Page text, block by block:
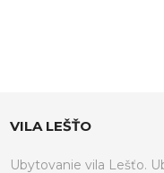
VILA LEŠŤO
Ubytovanie vila Lešťo.